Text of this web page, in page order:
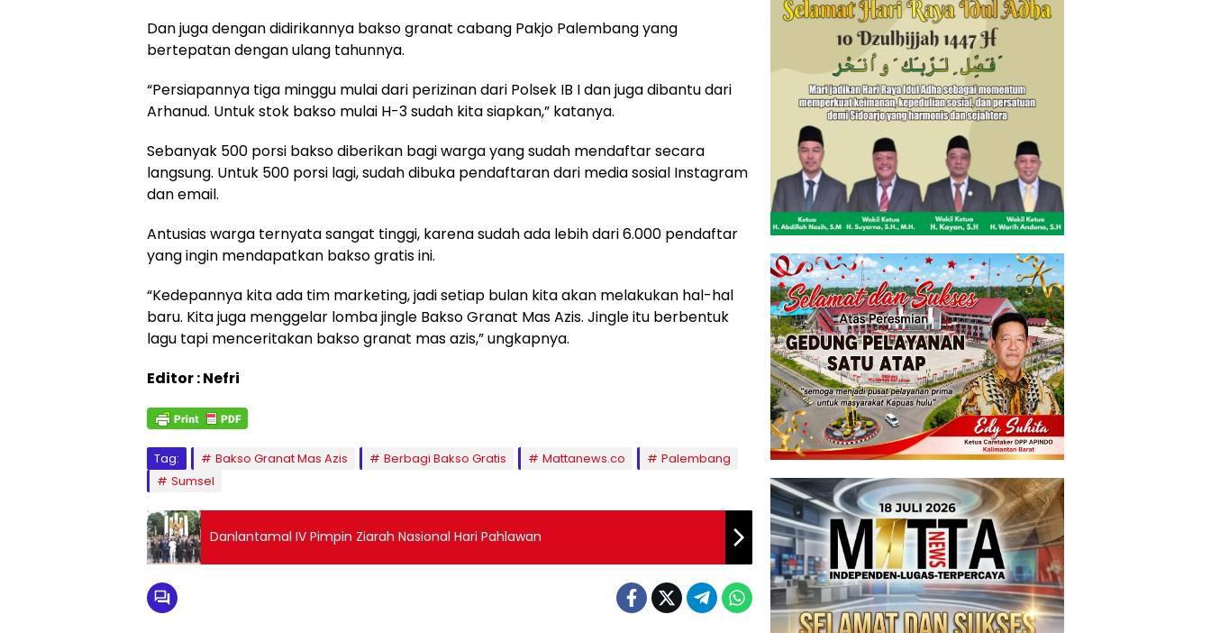
Dan juga dengan didirikannya bakso granat cabang Pakjo Palembang yang
bertepatan dengan ulang tahunnya.
“Persiapannya tiga minggu mulai dari perizinan dari Polsek IB I dan juga dibantu dari
Arhanud. Untuk stok bakso mulai H-3 sudah kita siapkan,” katanya.
Sebanyak 500 porsi bakso diberikan bagi warga yang sudah mendaftar secara
langsung. Untuk 500 porsi lagi, sudah dibuka pendaftaran dari media sosial Instagram
dan email.
Antusias warga ternyata sangat tinggi, karena sudah ada lebih dari 6.000 pendaftar
yang ingin mendapatkan bakso gratis ini.
“Kedepannya kita ada tim marketing, jadi setiap bulan kita akan melakukan hal-hal
baru. Kita juga menggelar lomba jingle Bakso Granat Mas Azis. Jingle itu berbentuk
lagu tapi menceritakan bakso granat mas azis,” ungkapnya.
Editor : Nefri
Tag: Bakso Granat Mas Azis Berbagi Bakso Gratis Mattanews.co
Palembang
Sumsel
Danlantamal IV Pimpin Ziarah Nasional Hari Pahlawan